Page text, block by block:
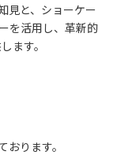
見と、ショーケー
を活用し、革新的
ます。
ります。